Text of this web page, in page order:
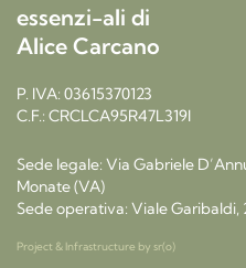
essenzi-ali di
Alice Carcano
P. IVA: 03615370123
C.F.: CRCLCA95R47L319I
Sede legale: Via Gabriele
Monate (VA)
Sede operativa: Viale Garibaldi,
Project & Infrastructure by sr(o)